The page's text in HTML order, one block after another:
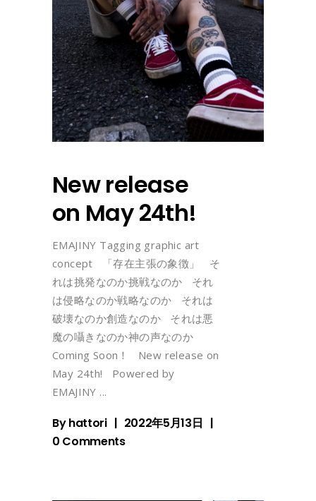
New release
on May 24th!
EMAJINY Tagging graphic art
concept 「存在主張の象徴」 そ
れは挑発なのか挑戦なのか それ
は侵略なのか戦略なのか それは
破壊なのか創造なのか それは悪
魔の囁きなのか神の声なのか
Coming Soon！ New release on
May 24th! Powered by
EMAJINY
Byhattori
2022年5月13日
0 Comments